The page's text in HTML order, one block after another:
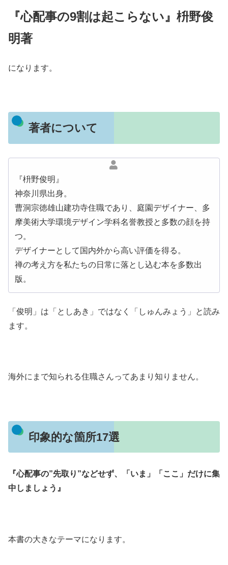
『心配事の9割は起こらない』枡野俊
明著
になります。
著者について
『枡野俊明』
神奈川県出身。
曹洞宗徳雄山建功寺住職であり、庭園デザイナー、多
摩美術大学環境デザイン学科名誉教授と多数の顔を持
つ。
デザイナーとして国内外から高い評価を得る。
禅の考え方を私たちの日常に落とし込む本を多数出
版。
「俊明」は「としあき」ではなく「しゅんみょう」と読み
ます。
海外にまで知られる住職さんってあまり知りません。
印象的な箇所17選
『心配事の”先取り”などせず、「いま」「ここ」だけに集
中しましょう』
本書の大きなテーマになります。